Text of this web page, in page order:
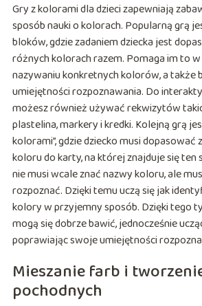
Gry z kolorami dla dzieci zapewniają
sposób nauki o kolorach. Popularną grą
bloków, gdzie zadaniem dziecka jest
różnych kolorach razem. Pomaga im to
nazywaniu konkretnych kolorów, a także
umiejętności rozpoznawania. Do
możesz również używać rekwizytów
plastelina, markery i kredki. Kolejną grą
kolorami”, gdzie dziecko musi dopasować
koloru do karty, na której znajduje się ten
nie musi wcale znać nazwy koloru, ale
rozpoznać. Dzięki temu uczą się jak
kolory w przyjemny sposób. Dzięki tego
mogą się dobrze bawić, jednocześnie
poprawiając swoje umiejętności
Mieszanie farb i
pochodnych